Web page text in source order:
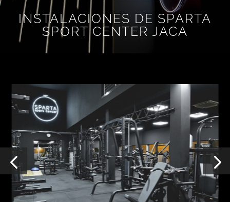
INSTALACIONES DE SPARTA
SPORT CENTER JACA